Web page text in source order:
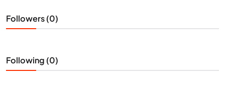
Followers (0)
Following (0)